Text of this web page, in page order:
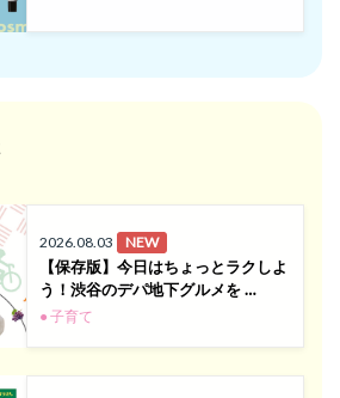
2026.08.03 NEW
【保存版】今日はちょっとラクしよ
う！渋谷のデパ地下グルメを …
● 子育て